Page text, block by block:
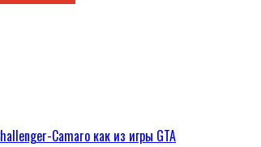
Camaro как из игры GTA